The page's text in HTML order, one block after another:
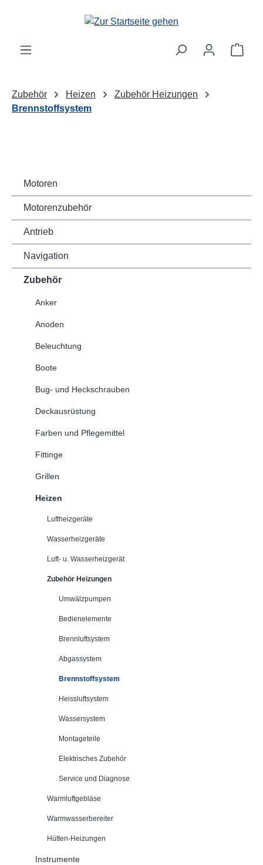
Zum Hauptinhalt springen
Zubehör Heizen
Zubehör Heizungen
Brennstoffsystem
Motoren
Motorenzubehör
Antrieb
Navigation
Zubehör
Anker
Anoden
Beleuchtung
Boote
Bug- und Heckschrauben
Deckausrüstung
Farben und Pflegemittel
Fittinge
Grillen
Heizen
Luftheizgeräte
Wasserheizgeräte
Luft- u. Wasserheizgerät
Zubehör Heizungen
Umwälzpumpen
Bedienelemente
Brennluftsystem
Abgassystem
Brennstoffsystem
Heissluftsystem
Wassersystem
Montageteile
Elektrisches Zubehör
Service und Diagnose
Warmluftgebläse
Warmwasserbereiter
Hütten-Heizungen
Instrumente